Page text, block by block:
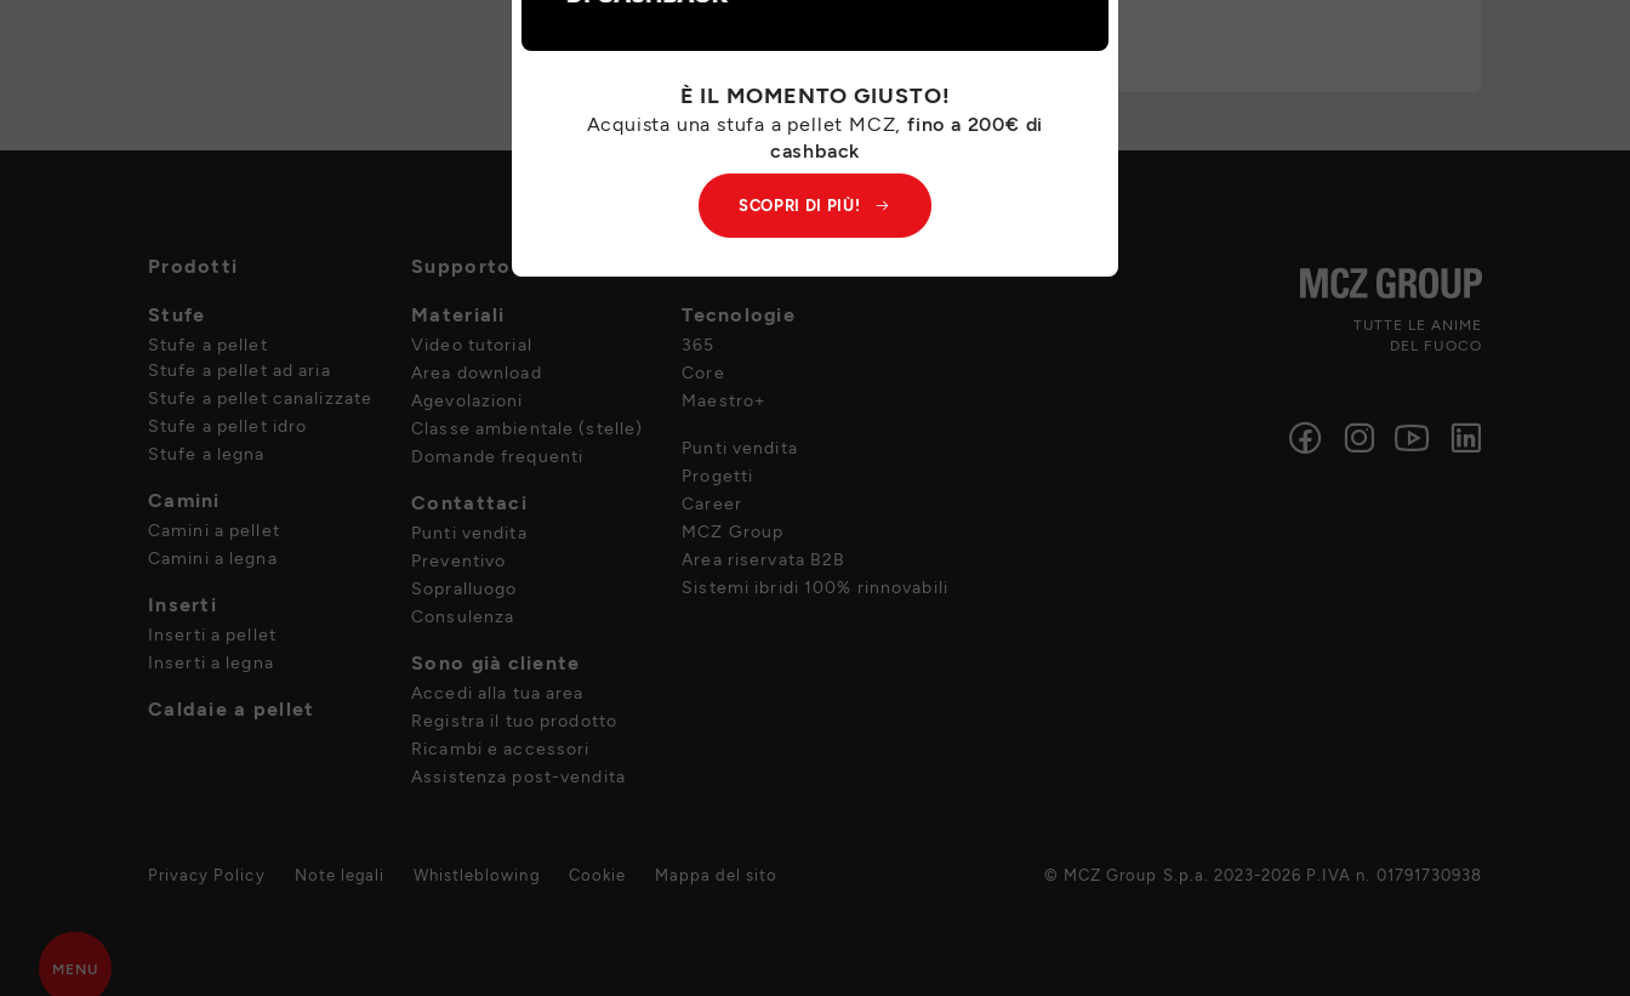
Prodotti
Stufe
Stufe a pellet
Stufe a pellet ad aria
Stufe a pellet canalizzate
Stufe a pellet idro
Stufe a legna
Camini
Camini a pellet
Camini a legna
Inserti
Inserti a pellet
Inserti a legna
Caldaie a pellet
Supporto
Materiali
Video tutorial
Area download
Agevolazioni
Classe ambientale (stelle)
Domande frequenti
Contattaci
Punti vendita
Preventivo
Sopralluogo
Consulenza
Sono già cliente
Accedi alla tua area
Registra il tuo prodotto
Ricambi e accessori
Assistenza post-vendita
Tecnologie
365
Core
Maestro+
Punti vendita
Progetti
Career
MCZ Group
Area riservata B2B
Sistemi ibridi 100% rinnovabili
TUTTE LE ANIME
DEL FUOCO
Privacy Policy Note legali Whistleblowing Cookie Mappa del sito © MCZ Group S.p.a. 2023-2026 P.IVA n. 01791730938
MENU
È IL MOMENTO GIUSTO!
Acquista una stufa a pellet MCZ, fino a 200€ di
cashback
SCOPRI DI PIÙ!